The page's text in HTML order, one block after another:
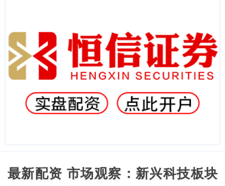
最新配资 市场观察：新兴科技板块